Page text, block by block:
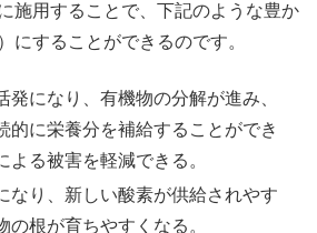
施用することで、下記のような豊か
にすることができるのです。
発になり、有機物の分解が進み、
的に栄養分を補給することができ
よる被害を軽減できる。
なり、新しい酸素が供給されやす
の根が育ちやすくなる。